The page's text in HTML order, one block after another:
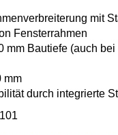
mit
Fensterrahmen
mm Bautiefe (auch
mm
durch integrierte